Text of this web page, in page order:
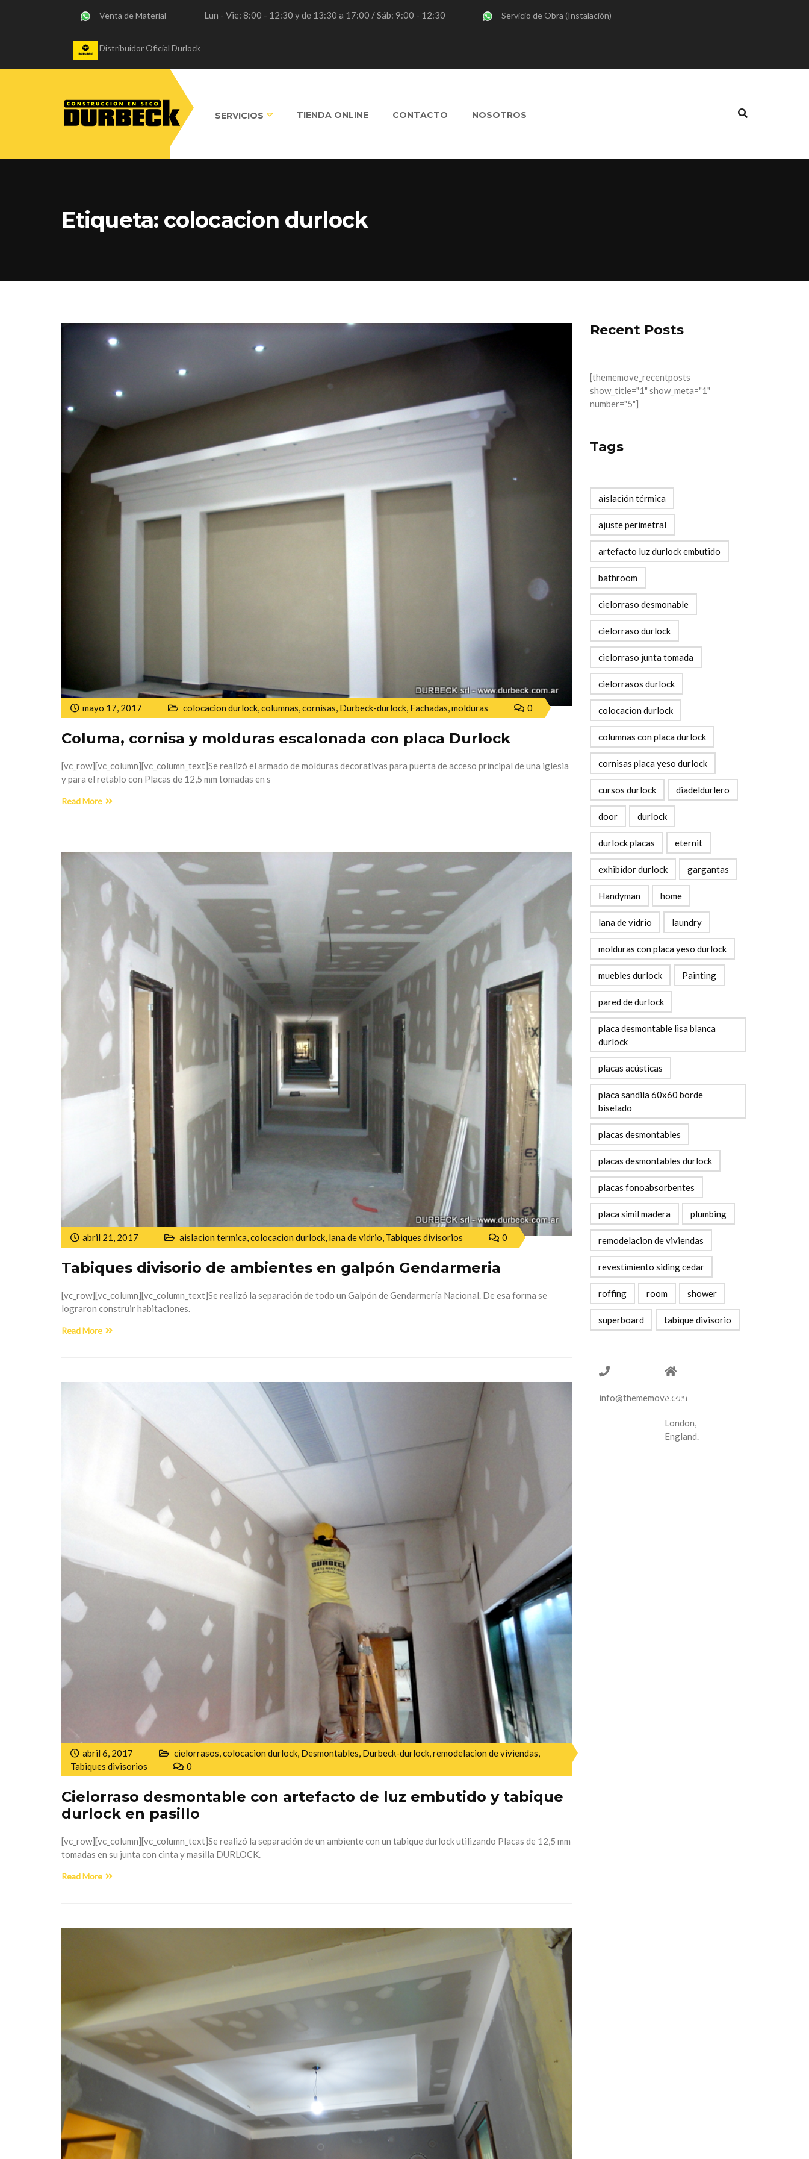
Venta de Material Lun - Vie: 8:00 - 12:30 y de 13:30 a 17:00 / Sáb: 9:00 - 12:30 Servicio de Obra (Instalación)
Distribuidor Oficial Durlock
SERVICIOS TIENDA ONLINE CONTACTO NOSOTROS
Etiqueta: colocacion durlock
mayo 17, 2017 colocacion durlock,columnas,cornisas, Durbeck-durlock, Fachadas,molduras 0
Columa, cornisa y molduras escalonada con placa Durlock
[vc_row][vc_column][vc_column_text]Se realizó el armado de molduras decorativas para puerta de acceso principal de una iglesia
y para el retablo con Placas de 12,5 mm tomadas en s
Read More
abril 21, 2017 aislacion termica,colocacion durlock, lana de vidrio, Tabiques divisorios 0
Tabiques divisorio de ambientes en galpón Gendarmeria
[vc_row][vc_column][vc_column_text]Se realizó la separación de todo un Galpón de Gendarmería Nacional. De esa forma se
lograron construir habitaciones.
Read More
abril 6, 2017 cielorrasos,colocacion durlock, Desmontables, Durbeck-durlock,remodelacion de viviendas,
Tabiques divisorios
0
Cielorraso desmontable con artefacto de luz embutido y tabique
durlock en pasillo
[vc_row][vc_column][vc_column_text]Se realizó la separación de un ambiente con un tabique durlock utilizando Placas de 12,5 mm
tomadas en su junta con cinta y masilla DURLOCK.
Read More
Recent Posts
[thememove_recentposts
show_title="1" show_meta="1"
number="5"]
Tags
aislación térmica
ajuste perimetral
artefacto luz durlock embutido
bathroom
cielorraso desmonable
cielorraso durlock
cielorraso junta tomada
cielorrasos durlock
colocacion durlock
columnas con placa durlock
cornisas placa yeso durlock
cursos durlock diadeldurlero
door durlock
durlock placas eternit
exhibidor durlock gargantas
Handyman home
lana de vidrio laundry
molduras con placa yeso durlock
muebles durlock Painting
pared de durlock
placa desmontable lisa blanca
durlock
placas acústicas
placa sandila 60x60 borde
biselado
placas desmontables
placas desmontables durlock
placas fonoabsorbentes
placa simil madera plumbing
remodelacion de viviendas
revestimiento siding cedar
roffing room shower
superboard tabique divisorio
1-775-
info@thememove.com
14
Court
London,
England.